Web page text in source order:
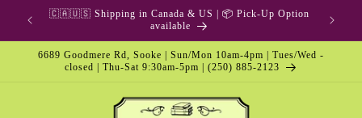
Skip to
content
🇨🇦🇺🇸 Shipping in Canada & US | 📦 Pick-Up Option
available
6689 Goodmere Rd, Sooke | Sun/Mon 10am-4pm | Tues/Wed -
closed | Thu-Sat 9:30am-5pm | (250) 885-2123